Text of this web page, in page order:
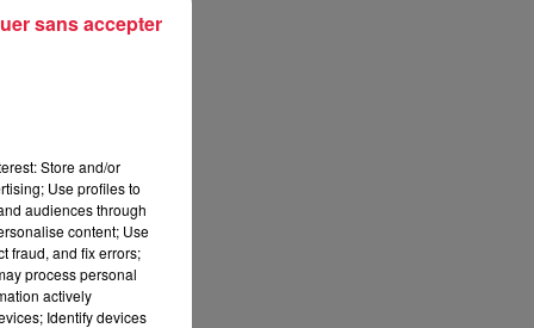
Store and/or
Use profiles to
audiences through
content; Use
fraud, and fix errors;
process personal
actively
Identify devices
sans accepter